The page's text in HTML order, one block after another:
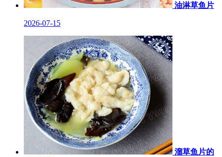
油淋草鱼片
2026-07-15
溜草鱼片的